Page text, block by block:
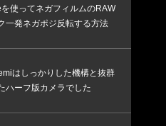
使ってネガフィルムのRAW
一発ネガポジ反転する方法
はしっかりした機構と抜群
ハーフ版カメラでした